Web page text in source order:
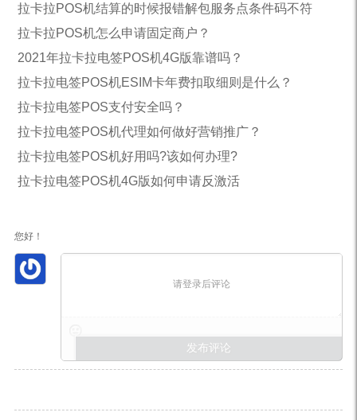
拉卡拉POS机结算的时候报错解包服务点条件码不符
拉卡拉POS机怎么申请固定商户？
2021年拉卡拉电签POS机4G版靠谱吗？
拉卡拉电签POS机ESIM卡年费扣取细则是什么？
拉卡拉电签POS支付安全吗？
拉卡拉电签POS机代理如何做好营销推广？
拉卡拉电签POS机好用吗?该如何办理?
拉卡拉电签POS机4G版如何申请反激活
您好！
请登录后评论